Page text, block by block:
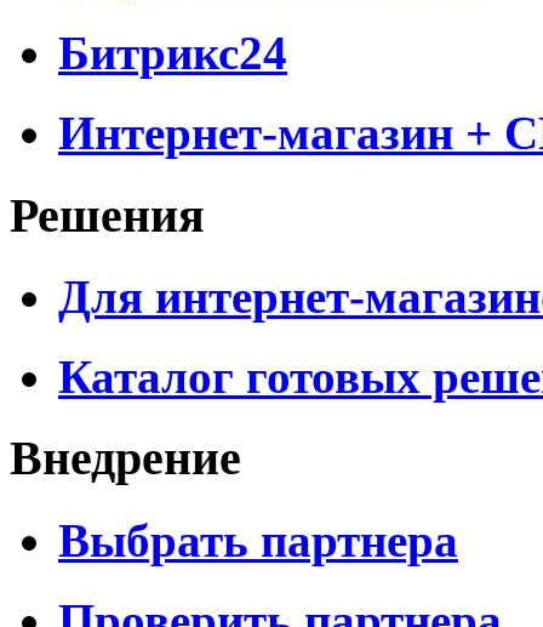
Битрикс24
Интернет-магазин +
Решения
Для интернет-
Каталог готовых
Внедрение
Выбрать партнера